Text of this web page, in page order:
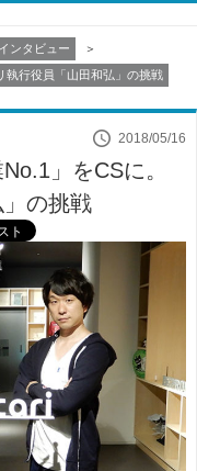
インタビュー
執行役員「山田和弘」の挑戦
2018/05/16
」をCSに。
の挑戦